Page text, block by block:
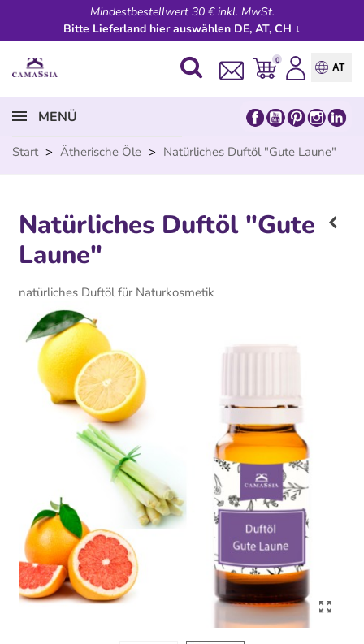
Mindestbestellwert 30 € inkl. MwSt.
Bitte Lieferland hier auswählen DE, AT, CH ↓
0
AT
MENÜ
Start > Ätherische Öle > Natürliches Duftöl "Gute Laune"
Natürliches Duftöl "Gute
Laune"
natürliches Duftöl für Naturkosmetik